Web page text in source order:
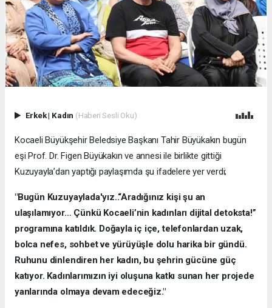
Erkek| Kadın (Haberi Sesli Oku)
Kocaeli Büyükşehir Beledsiye Başkanı Tahir Büyükakın bugün
eşi Prof. Dr. Figen Büyükakın ve annesi ile birlikte gittiği
Kuzuyayla’dan yaptığı paylaşımda şu ifadelere yer verdi;
"Bugün Kuzuyaylada'yız..“Aradığınız kişi şu an
ulaşılamıyor… Çünkü Kocaeli’nin kadınları dijital detoksta!”
programına katıldık. Doğayla iç içe, telefonlardan uzak,
bolca nefes, sohbet ve yürüyüşle dolu harika bir gündü.
Ruhunu dinlendiren her kadın, bu şehrin gücüne güç
katıyor. Kadınlarımızın iyi oluşuna katkı sunan her projede
yanlarında olmaya devam edeceğiz."